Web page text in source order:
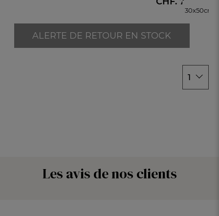
ALERTE DE RETOUR EN STOCK
30x50cm
1
Les avis de nos clients